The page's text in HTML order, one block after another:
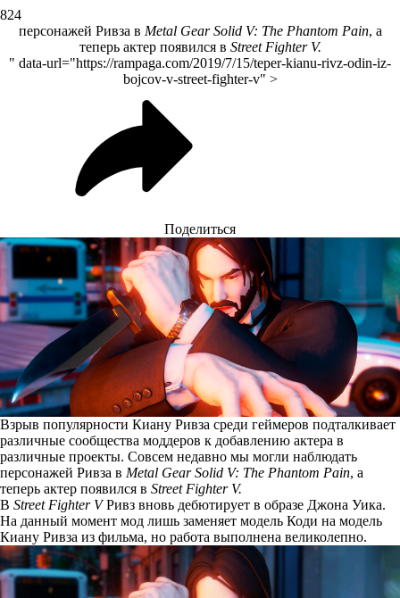
824
персонажей Ривза в Metal Gear Solid V: The Phantom Pain, а
теперь актер появился в Street Fighter V.
" data-url="https://rampaga.com/2019/7/15/teper-kianu-rivz-odin-iz-
bojcov-v-street-fighter-v" >
Поделиться
Взрыв популярности Киану Ривза среди геймеров подталкивает
различные сообщества моддеров к добавлению актера в
различные проекты. Совсем недавно мы могли наблюдать
персонажей Ривза в Metal Gear Solid V: The Phantom Pain, а
теперь актер появился в Street Fighter V.
В Street Fighter VРивз вновь дебютирует в образе Джона Уика.
На данный момент мод лишь заменяет модель Коди на модель
Киану Ривза из фильма, но работа выполнена великолепно.